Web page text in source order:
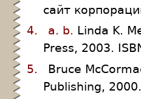
сайт
4.
a. b. Linda K.
Press, 2003.
5.
Bruce
Publishing,